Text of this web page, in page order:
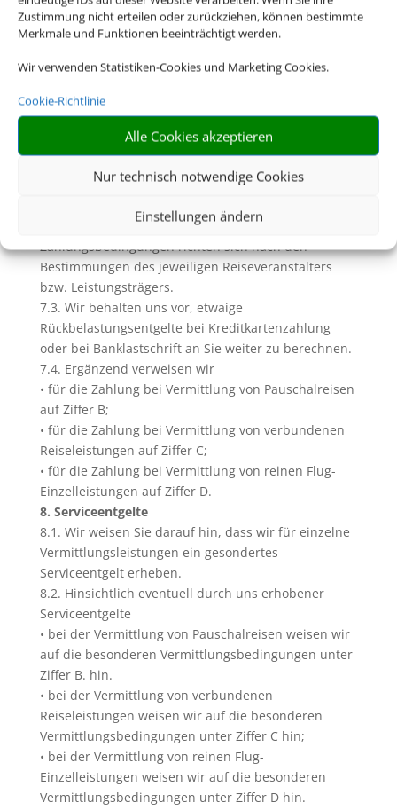
Zustimmung nicht erteilen oder zurückziehen, können bestimmte
Merkmale und Funktionen beeinträchtigt werden.
Wir verwenden Statistiken-Cookies und Marketing Cookies.
Cookie-Richtlinie
Alle Cookies akzeptieren
Nur technisch notwendige Cookies
Einstellungen ändern
dazu Ziffer D. dieser AGB)
7. Zahlungen und Inkasso
7.1. Soweit wir (Reise-) Leistungen in Gestalt einer
Einzelleistung in Rechnung stellen und
im Namen und für Rechnung des jeweiligen
bleiben davon die Rechte zur Einziehung uns
7.2. Die Zahlungsfristen und sonstigen
Zahlungsbedingungen richten sich nach den
Bestimmungen des jeweiligen Reiseveranstalters
bzw. Leistungsträgers.
7.3. Wir behalten uns vor, etwaige
Rückbelastungsentgelte bei Kreditkartenzahlung
oder bei Banklastschrift an Sie weiter zu berechnen.
7.4. Ergänzend verweisen wir
• für die Zahlung bei Vermittlung von Pauschalreisen
auf Ziffer B;
• für die Zahlung bei Vermittlung von verbundenen
Reiseleistungen auf Ziffer C;
• für die Zahlung bei Vermittlung von reinen Flug-
Einzelleistungen auf Ziffer D.
8. Serviceentgelte
8.1. Wir weisen Sie darauf hin, dass wir für einzelne
Vermittlungsleistungen ein gesondertes
Serviceentgelt erheben.
8.2. Hinsichtlich eventuell durch uns erhobener
Serviceentgelte
• bei der Vermittlung von Pauschalreisen weisen wir
auf die besonderen Vermittlungsbedingungen unter
Ziffer B. hin.
• bei der Vermittlung von verbundenen
Reiseleistungen weisen wir auf die besonderen
Vermittlungsbedingungen unter Ziffer C hin;
• bei der Vermittlung von reinen Flug-
Einzelleistungen weisen wir auf die besonderen
Vermittlungsbedingungen unter Ziffer D hin.